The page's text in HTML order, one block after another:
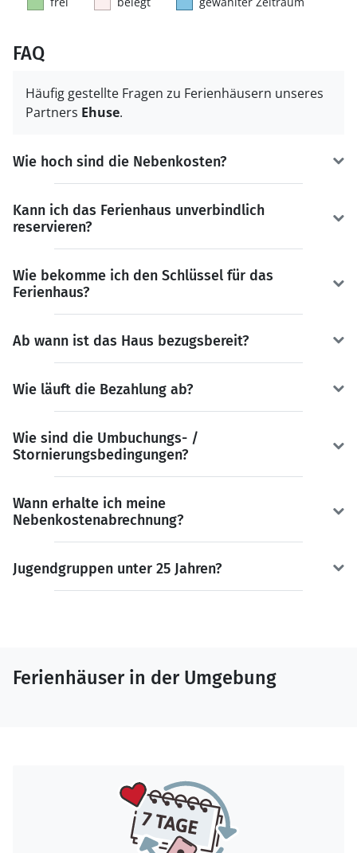
FAQ
Häufig gestellte Fragen zu Ferienhäusern unseres
Partners Ehuse.
Wie hoch sind die Nebenkosten?
Kann ich das Ferienhaus unverbindlich
reservieren?
Wie bekomme ich den Schlüssel für das
Ferienhaus?
Ab wann ist das Haus bezugsbereit?
Wie läuft die Bezahlung ab?
Wie sind die Umbuchungs- /
Stornierungsbedingungen?
Wann erhalte ich meine
Nebenkostenabrechnung?
Jugendgruppen unter 25 Jahren?
Ferienhäuser in der Umgebung